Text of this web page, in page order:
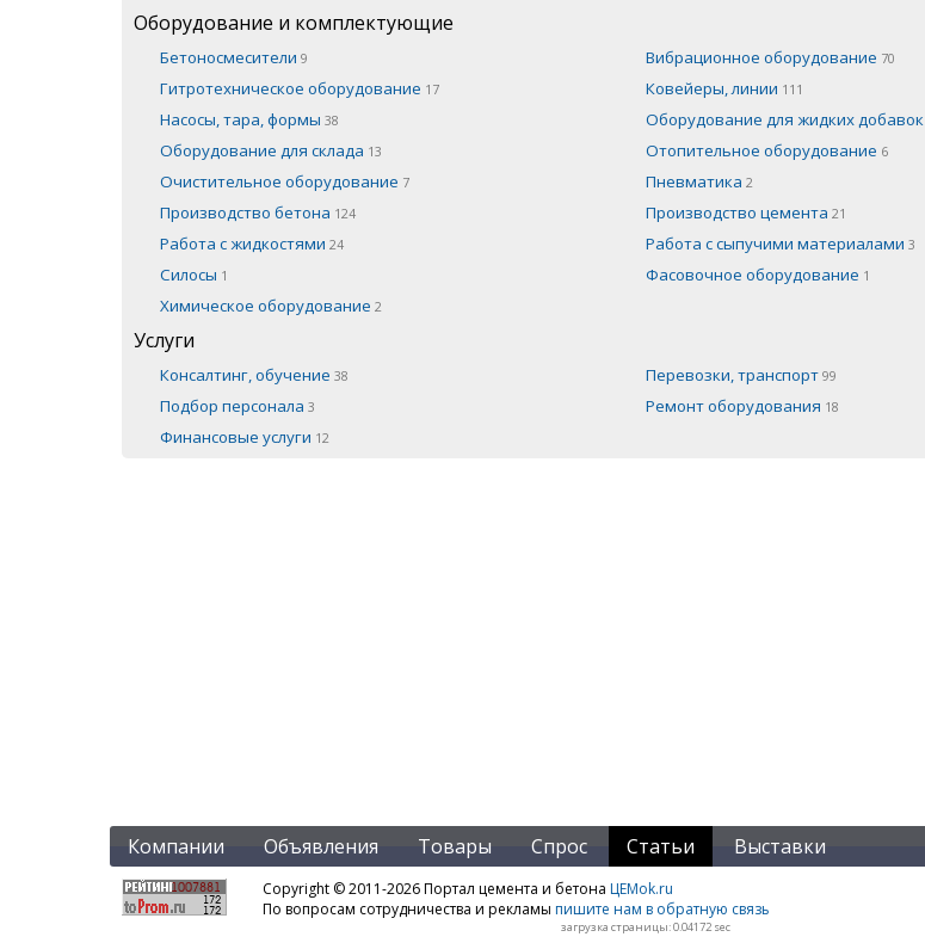
Оборудование и комплектующие
Бетоносмесители 9 Вибрационное оборудование 70
Гитротехническое оборудование 17 Ковейеры, линии 111
Насосы, тара, формы 38 Оборудование для жидких добавок
Оборудование для склада 13 Отопительное оборудование 6
Очистительное оборудование 7 Пневматика 2
Производство бетона 124 Производство цемента 21
Работа с жидкостями 24 Работа с сыпучими материалами 3
Силосы 1 Фасовочное оборудование 1
Химическое оборудование 2
Услуги
Консалтинг, обучение 38 Перевозки, транспорт 99
Подбор персонала 3 Ремонт оборудования 18
Финансовые услуги 12
Компании Объявления Товары Спрос Статьи Выставки
Copyright © 2011-2026 Портал цемента и бетона ЦЕМok.ru
По вопросам сотрудничества и рекламы пишите нам в обратную связь
загрузка страницы: 0.04172 sec